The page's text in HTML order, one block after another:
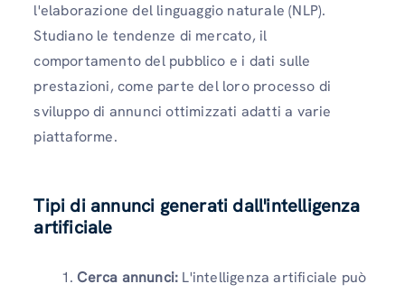
l'elaborazione del linguaggio naturale (NLP).
Studiano le tendenze di mercato, il
comportamento del pubblico e i dati sulle
prestazioni, come parte del loro processo di
sviluppo di annunci ottimizzati adatti a varie
piattaforme.
Tipi di annunci generati dall'intelligenza
artificiale
Cerca annunci: L'intelligenza artificiale può